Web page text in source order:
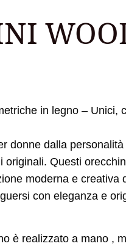
in legno – Unici,
donne dalla
originali. Questi
moderna e creativa
con eleganza e
è realizzato a mano ,